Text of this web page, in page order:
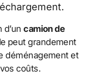
d’uncamion de
peut grandement
déménagement et
coûts.